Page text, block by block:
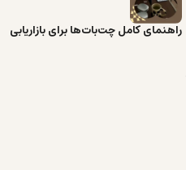
راهنمای کامل چت‌بات‌ها برای بازاریابی